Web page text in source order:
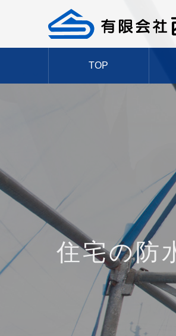
TOP